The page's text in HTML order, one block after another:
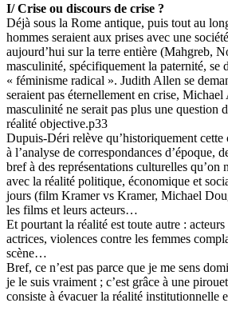
I/ Crise ou discours de crise ?
Déjà sous la Rome antique, puis tout au
hommes seraient aux prises avec une
aujourd’hui sur la terre entière (Mahgreb,
masculinité, spécifiquement la paternité, se
« féminisme radical ». Judith Allen se
seraient pas éternellement en crise,
masculinité ne serait pas plus une question
réalité objective.p33
Dupuis-Déri relève qu’historiquement cette
à l’analyse de correspondances d’époque,
bref à des représentations culturelles qu’on
avec la réalité politique, économique et
jours (film Kramer vs Kramer, Michael
les films et leurs acteurs…
Et pourtant la réalité est toute autre :
actrices, violences contre les femmes
scène…
Bref, ce n’est pas parce que je me sens
je le suis vraiment ; c’est grâce à une
consiste à évacuer la réalité institutionnelle